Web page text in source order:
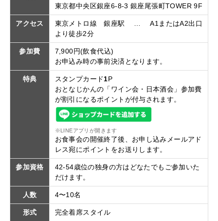
東京都中央区銀座6-8-3 銀座尾張町TOWER 9F
アクセス
東京メトロ線 銀座駅 … A1またはA2出口
より徒歩2分
参加費
7,900円(飲食代込)
お申込み時の事前決済となります。
特典 スタンプカード1P
おとなじかんの「ワイン会・日本酒会」参加費
が割引になるポイントが付与されます。
※LINEアプリが開きます
お食事会の開催終了後、お申し込みメールアド
レス宛にポイントをお送りします。
参加資格
42-54歳位の独身の方はどなたでもご参加いた
だけます。
人数 4〜10名
形式 完全着席スタイル